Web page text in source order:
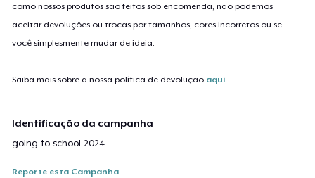
como nossos produtos são feitos sob encomenda, não podemos
aceitar devoluções ou trocas por tamanhos, cores incorretos ou se
você simplesmente mudar de ideia.
Saiba mais sobre a nossa política de devolução aqui.
Identificação da campanha
going-to-school-2024
Reporte esta Campanha